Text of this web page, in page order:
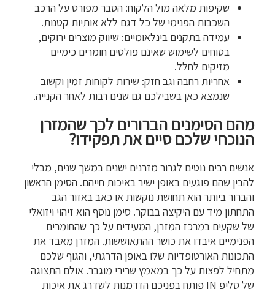
שקיפות מלאה מול הלקוח: הסבר מפורט על הרכב
השכבות הפנימי של כל דגם ללא אותיות קטנות.
עמידה בתקנים בינלאומיים: שיווק מוצרים ירוקים,
בטוחים לשימוש שאינם פולטים חומרים כימיים
מזיקים לחלל.
אחריות רחבה וגב חזק: שירות לקוחות זמין וקשוב
שנמצא כאן בשבילכם גם שנים רבות לאחר הקנייה.
מהם הסימנים הברורים לכך שהמזרן
הנוכחי שלכם סיים את תפקידו?
אנשים רבים נוטים לגרור מזרנים ישנים במשך שנים, מבלי
להבין שהם פוגעים באופן ישיר באיכות חייהם. הסימן הראשון
והברור ביותר הוא תחושת נוקשות או כאב באזור הגב
התחתון מיד עם היקיצה בבוקר. סימן נוסף הוא זיהוי ויזואלי
של שקעים במרכז המזרן, המעידים על כך שהחומרים
הפנימיים איבדו את כושר ההתאוששות. המזרן מאבד את
התכונות האורטופדיות שלו באופן הדרגתי, והגוף שלכם
מתחיל לפצות על כך במאמץ שרירי מוגבר. אולם התצוגה
של סליפ IN פותח בפניכם הזדמנות לשדרג את איכות